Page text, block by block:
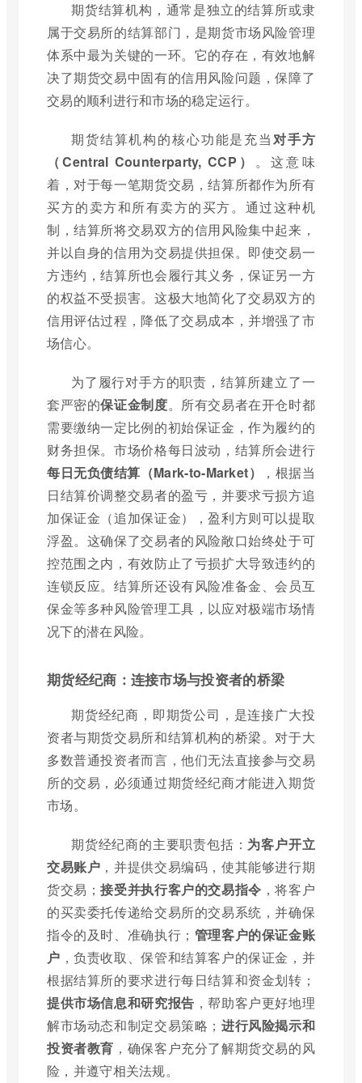
期货结算机构，通常是独立的结算所或隶
属于交易所的结算部门，是期货市场风险管理
体系中最为关键的一环。它的存在，有效地解
决了期货交易中固有的信用风险问题，保障了
交易的顺利进行和市场的稳定运行。
期货结算机构的核心功能是充当对手方
（Central Counterparty, CCP） 。这意味
着，对于每一笔期货交易，结算所都作为所有
买方的卖方和所有卖方的买方。通过这种机
制，结算所将交易双方的信用风险集中起来，
并以自身的信用为交易提供担保。即使交易一
方违约，结算所也会履行其义务，保证另一方
的权益不受损害。这极大地简化了交易双方的
信用评估过程，降低了交易成本，并增强了市
场信心。
为了履行对手方的职责，结算所建立了一
套严密的保证金制度。所有交易者在开仓时都
需要缴纳一定比例的初始保证金，作为履约的
财务担保。市场价格每日波动，结算所会进行
每日无负债结算（Mark-to-Market）
，根据当
日结算价调整交易者的盈亏，并要求亏损方追
加保证金（追加保证金），盈利方则可以提取
浮盈。这确保了交易者的风险敞口始终处于可
控范围之内，有效防止了亏损扩大导致违约的
连锁反应。结算所还设有风险准备金、会员互
保金等多种风险管理工具，以应对极端市场情
况下的潜在风险。
期货经纪商：连接市场与投资者的桥梁
期货经纪商，即期货公司，是连接广大投
资者与期货交易所和结算机构的桥梁。对于大
多数普通投资者而言，他们无法直接参与交易
所的交易，必须通过期货经纪商才能进入期货
市场。
期货经纪商的主要职责包括： 为客户开立
交易账户 ，并提供交易编码，使其能够进行期
货交易；接受并执行客户的交易指令 ，将客户
的买卖委托传递给交易所的交易系统，并确保
指令的及时、准确执行； 管理客户的保证金账
户 ，负责收取、保管和结算客户的保证金，并
根据结算所的要求进行每日结算和资金划转；
提供市场信息和研究报告 ，帮助客户更好地理
解市场动态和制定交易策略； 进行风险揭示和
投资者教育 ，确保客户充分了解期货交易的风
险，并遵守相关法规。